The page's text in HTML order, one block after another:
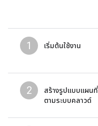
1 เริ่มต้นใช้งาน
2
สร้างรูปแบบแผน
ตามระบบคลาวด์